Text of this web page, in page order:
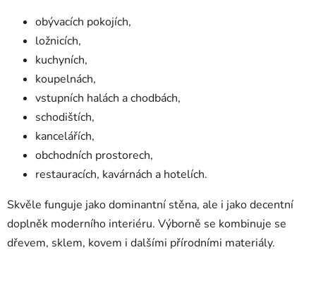
obývacích pokojích,
ložnicích,
kuchyních,
koupelnách,
vstupních halách a chodbách,
schodištích,
kancelářích,
obchodních prostorech,
restauracích, kavárnách a hotelích.
Skvěle funguje jako dominantní stěna, ale i jako decentní
doplněk moderního interiéru. Výborně se kombinuje se
dřevem, sklem, kovem i dalšími přírodními materiály.